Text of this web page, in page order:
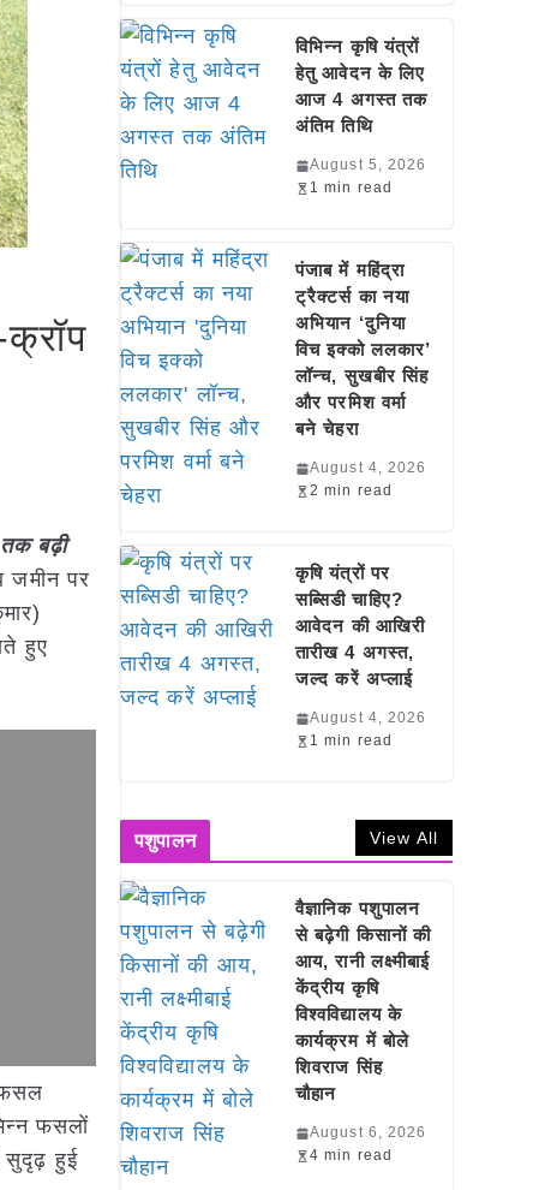
बढ़ी
जमीन पर
हुए
फसलों
सुदृढ़ हुई
विभिन्न कृषि यंत्रों
हेतु आवेदन के लिए
आज 4 अगस्त तक
अंतिम तिथि
August 5, 2026
1 min read
पंजाब में महिंद्रा
ट्रैक्टर्स का नया
अभियान ‘दुनिया
विच इक्को ललकार’
लॉन्च, सुखबीर सिंह
और परमिश वर्मा
बने चेहरा
August 4, 2026
2 min read
कृषि यंत्रों पर
सब्सिडी चाहिए?
आवेदन की आखिरी
तारीख 4 अगस्त,
जल्द करें अप्लाई
August 4, 2026
1 min read
पशुपालन View All
वैज्ञानिक पशुपालन
से बढ़ेगी किसानों की
आय, रानी लक्ष्मीबाई
केंद्रीय कृषि
विश्वविद्यालय के
कार्यक्रम में बोले
शिवराज सिंह
चौहान
August 6, 2026
4 min read